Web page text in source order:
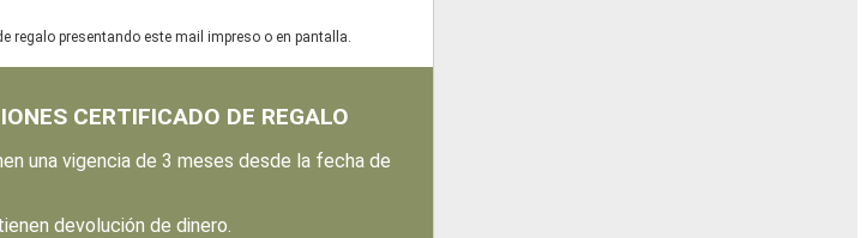
regalo presentando este mail impreso o en pantalla.
CERTIFICADO DE REGALO
una vigencia de 3 meses desde la fecha de
devolución de dinero.